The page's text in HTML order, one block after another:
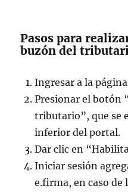
Pasos para
buzón del
Ingresar a la
Presionar el botón
tributario”, que se
inferior del portal.
Dar clic en
Iniciar sesión
e.firma, en caso de